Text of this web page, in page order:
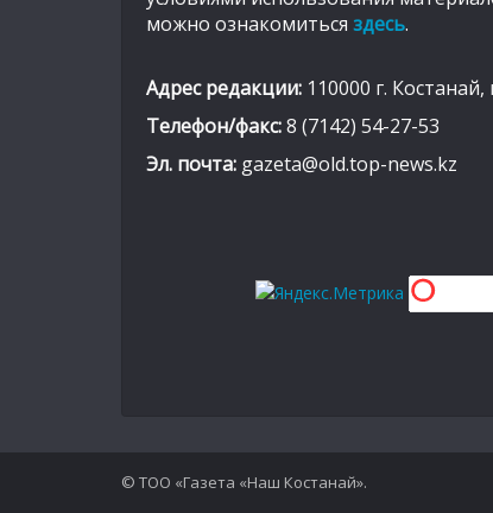
можно ознакомиться здесь.
Адрес редакции: 110000 г.
Телефон/факс:8 (7142) 54-27-53
Эл. почта: gazeta@old.top-news.kz
© ТОО «Газета «Наш Костанай».